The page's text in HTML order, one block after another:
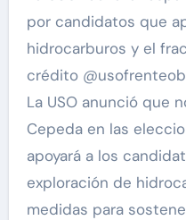
por candidatos que
hidrocarburos y el
crédito
La USO anunció que no respaldará a Iván
Cepeda en las
apoyará a los
exploración de
medidas para